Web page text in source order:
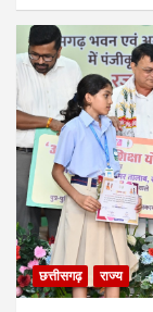
छत्तीसगढ़ राज्य